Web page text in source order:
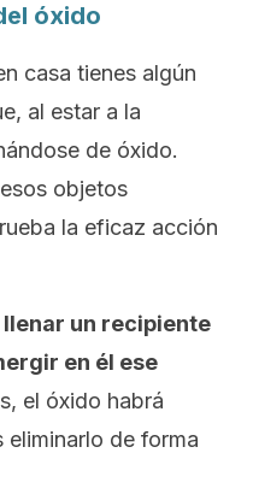
óxido
casa tienes algún
al estar a la
de óxido.
objetos
la eficaz acción
llenar un recipiente
en él ese
el óxido habrá
de forma